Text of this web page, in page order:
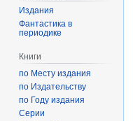
Издания
Фантастика в
периодике
Книги
по Месту издания
по Издательству
по Году издания
Серии